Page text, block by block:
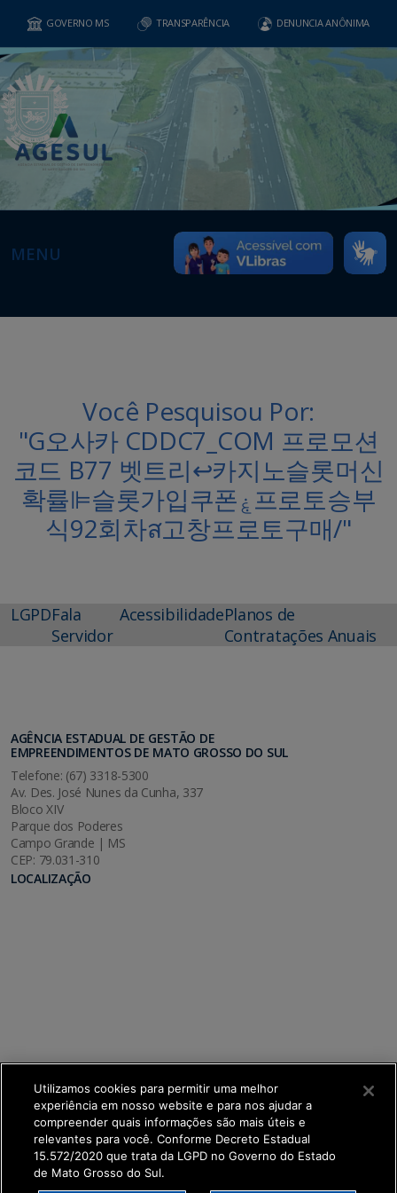
GOVERNO MS TRANSPARÊNCIA DENUNCIA ANÔNIMA
MENU
Você Pesquisou Por:
"G오사카 CDDC7_CОM 프로모션
코드 B77 벳트리↩카지노슬롯머신
확률⊫슬롯가입쿠폰ۼ프로토승부
식92회차ส고창프로토구매/"
LGPDFala
Servidor
AcessibilidadePlanos de
Contratações Anuais
AGÊNCIA ESTADUAL DE GESTÃO DE
EMPREENDIMENTOS DE MATO GROSSO DO SUL
Telefone: (67) 3318-5300
Av. Des. José Nunes da Cunha, 337
Bloco XIV
Parque dos Poderes
Campo Grande | MS
CEP: 79.031-310
LOCALIZAÇÃO
Utilizamos cookies para permitir uma melhor
experiência em nosso website e para nos ajudar a
compreender quais informações são mais úteis e
relevantes para você. Conforme Decreto Estadual
15.572/2020 que trata da LGPD no Governo do Estado
de Mato Grosso do Sul.